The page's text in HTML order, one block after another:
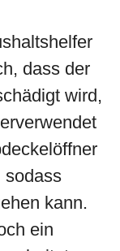
dass der
wird,
sodass
kann.
ein